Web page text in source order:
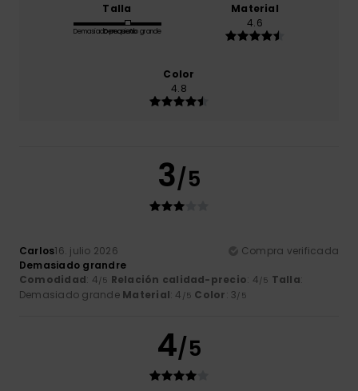
Talla
Demasiado pequeño
Demasiado grande
Material
4.6
Color
4.8
3/5
Carlos16. julio 2026
Compra verificada
Demasiado grandre
Comodidad: 4/5 Relación calidad-precio: 4/5 Talla:
Demasiado grande Material: 4 /5 Color: 3/5
4/5